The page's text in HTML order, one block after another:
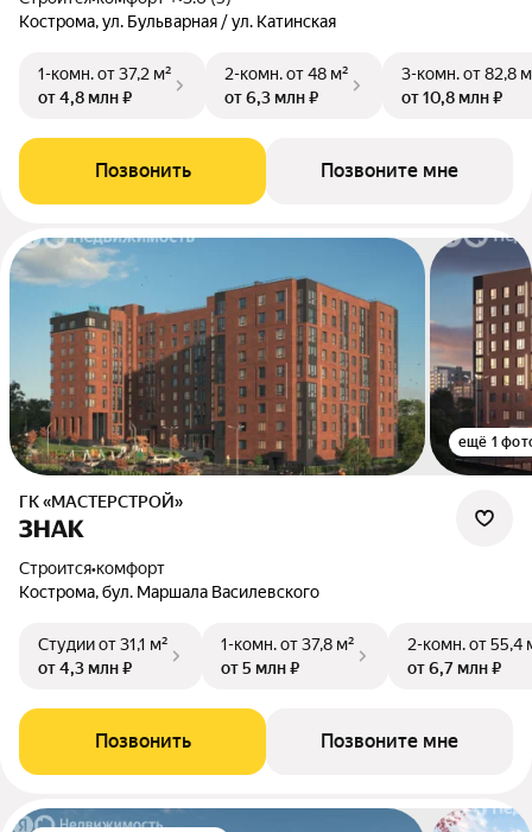
Кострома, ул. Бульварная / ул. Катинская
1-комн.от 37,2 м²
от 4,8 млн ₽
2-комн.от 48 м²
от 6,3 млн ₽
3-комн.от 82,8
от 10,8 млн ₽
Позвонить Позвоните мне
ещё 1
ГК «МАСТЕРСТРОЙ»
ЗНАК
Строится•комфорт
Кострома, бул. Маршала Василевского
Студииот 31,1 м²
от 4,3 млн ₽
1-комн.от 37,8 м²
от 5 млн ₽
2-комн.от 55,4
от 6,7 млн ₽
Позвонить Позвоните мне